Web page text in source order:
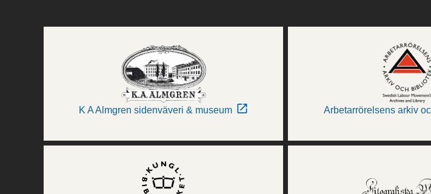
K A Almgren sidenväveri & museum Arbetarrörelsens arkiv